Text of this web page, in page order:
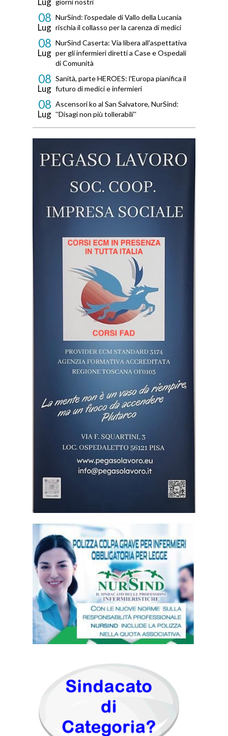
giorni nostri
08
Lug
NurSind: l'ospedale di Vallo della Lucania
rischia il collasso per la carenza di medici
08
Lug
NurSind Caserta: Via libera all'aspettativa
per gli infermieri diretti a Case e Ospedali
di Comunità
08
Lug
Sanità, parte HEROES: l'Europa pianifica il
futuro di medici e infermieri
08
Lug
Ascensori ko al San Salvatore, NurSind:
''Disagi non più tollerabili''